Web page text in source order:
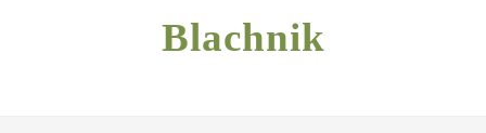
Blachnik